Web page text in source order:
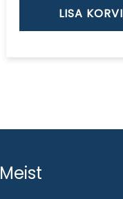
LISA KORVI
Meist